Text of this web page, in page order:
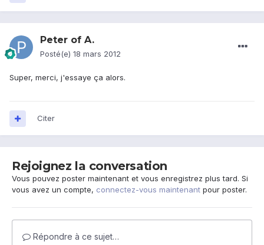
Peter of A.
Posté(e) 18 mars 2012
Super, merci, j'essaye ça alors.
Citer
Rejoignez la conversation
Vous pouvez poster maintenant et vous enregistrez plus tard. Si
vous avez un compte, connectez-vous maintenant pour poster.
Répondre à ce sujet…